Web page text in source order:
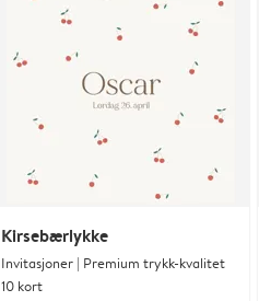
Kirsebærlykke
Invitasjoner | Premium trykk-kvalitet
10 kort